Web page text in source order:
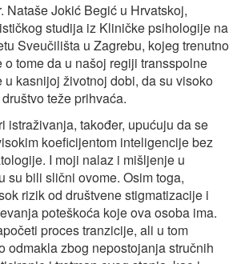
Nataše Jokić Begić u Hrvatskoj,
studija iz Kliničke psihologije na
Sveučilišta u Zagrebu, kojeg trenutno
o tome da u našoj regiji transspolne
u kasnijoj životnoj dobi, da su visoko
teže prihvaća.
istraživanja, također, upućuju da se
koeficijentom inteligencije bez
I moji nalaz i mišljenje u
su bili slični ovome. Osim toga,
rizik od društvene stigmatizacije i
poteškoća koje ova osoba ima.
proces tranzicije, ali u tom
odmakla zbog nepostojanja stručnih